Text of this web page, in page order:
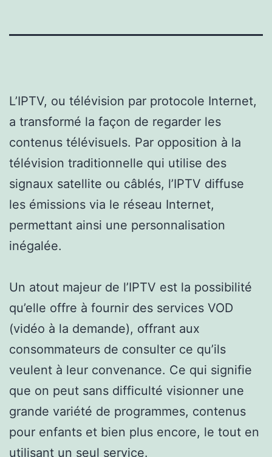
L’IPTV, ou télévision par protocole Internet,
a transformé la façon de regarder les
contenus télévisuels. Par opposition à la
télévision traditionnelle qui utilise des
signaux satellite ou câblés, l’IPTV diffuse
les émissions via le réseau Internet,
permettant ainsi une personnalisation
inégalée.
Un atout majeur de l’IPTV est la possibilité
qu’elle offre à fournir des services VOD
(vidéo à la demande), offrant aux
consommateurs de consulter ce qu’ils
veulent à leur convenance. Ce qui signifie
que on peut sans difficulté visionner une
grande variété de programmes, contenus
pour enfants et bien plus encore, le tout en
utilisant un seul service.